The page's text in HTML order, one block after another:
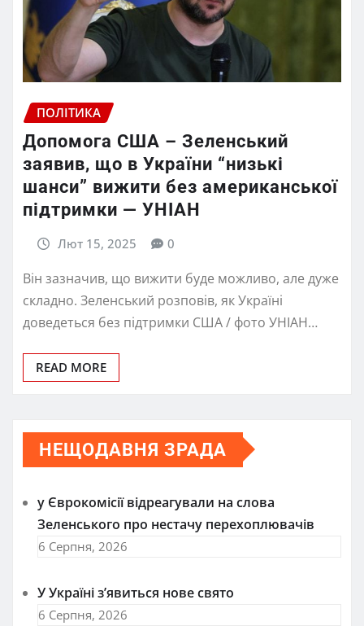
ПОЛІТИКА
Допомога США – Зеленський
заявив, що в України “низькі
шанси” вижити без американської
підтримки — УНІАН
Лют 15, 2025 0
Він зазначив, що вижити буде можливо, але дуже
складно. Зеленський розповів, як Україні
доведеться без підтримки США / фото УНІАН…
READ MORE
НЕЩОДАВНЯ ЗРАДА
у Єврокомісії відреагували на слова
Зеленського про нестачу перехоплювачів
6 Серпня, 2026
У Україні з’явиться нове свято
6 Серпня, 2026